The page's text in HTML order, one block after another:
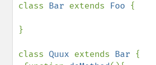
class Bar extends Foo {
}
class Quux extends Bar {